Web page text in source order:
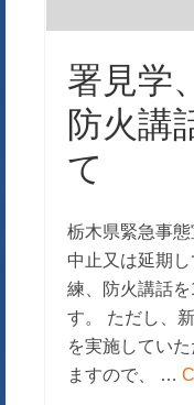
署見学
防火講
て
栃木県緊急事
中止又は延期
練、防火講話
す。 ただし、
を実施してい
ますので、 …